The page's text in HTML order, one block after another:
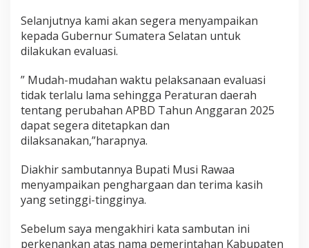
r
d
Selanjutnya kami akan segera menyampaikan
kepada Gubernur Sumatera Selatan untuk
dilakukan evaluasi.
” Mudah-mudahan waktu pelaksanaan evaluasi
tidak terlalu lama sehingga Peraturan daerah
tentang perubahan APBD Tahun Anggaran 2025
dapat segera ditetapkan dan
dilaksanakan,”harapnya.
Diakhir sambutannya Bupati Musi Rawaa
menyampaikan penghargaan dan terima kasih
yang setinggi-tingginya.
Sebelum saya mengakhiri kata sambutan ini
perkenankan atas nama pemerintahan Kabupaten